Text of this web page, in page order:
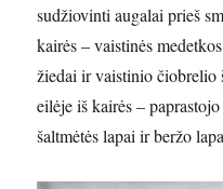
sudžiovinti augalai prieš
kairės – vaistinės
žiedai ir vaistinio čiobrelio
eilėje iš kairės –
šaltmėtės lapai ir beržo